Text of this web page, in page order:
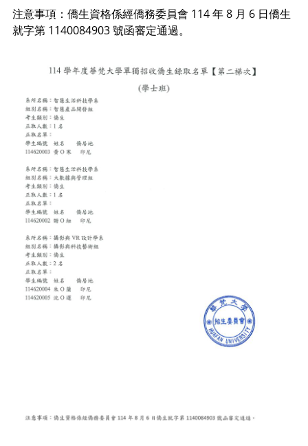
注意事項：僑生資格係經僑務委員會 114 年 8 月 6 日僑生
就字第 1140084903 號函審定通過。